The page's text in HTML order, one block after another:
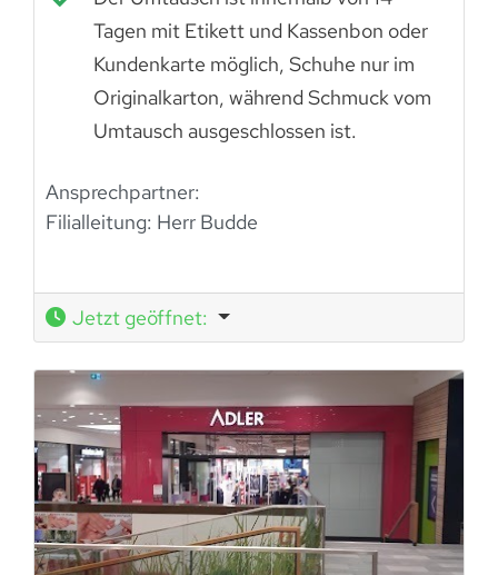
Tagen mit Etikett und Kassenbon oder
Kundenkarte möglich, Schuhe nur im
Originalkarton, während Schmuck vom
Umtausch ausgeschlossen ist.
Ansprechpartner:
Filialleitung: Herr Budde
Jetzt geöffnet: